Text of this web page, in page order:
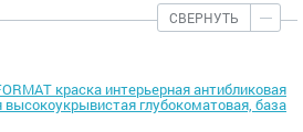
СВЕРНУТЬ
краска интерьерная антибликовая
высокоукрывистая глубокоматовая, база